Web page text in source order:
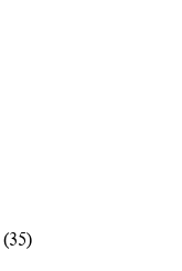
(35)